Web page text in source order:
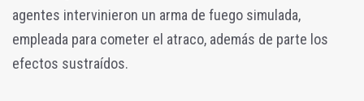
agentes intervinieron un arma de fuego simulada,
empleada para cometer el atraco, además de parte los
efectos sustraídos.